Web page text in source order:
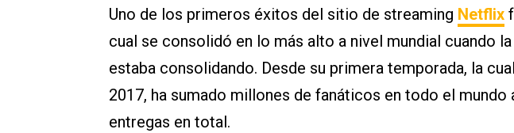
Uno de los primeros éxitos del sitio de streaming Netflix
cual se consolidó en lo más alto a nivel mundial cuando
estaba consolidando. Desde su primera temporada, la
2017, ha sumado millones de fanáticos en todo el
entregas en total.